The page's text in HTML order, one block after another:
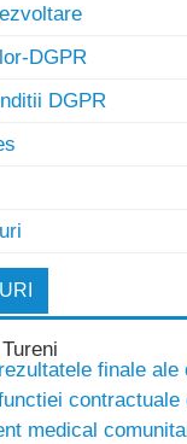
DGPR
DGPR
finale ale
contractuale
medical